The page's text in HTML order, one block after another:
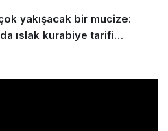
yakışacak bir mucize:
ıslak kurabiye tarifi…